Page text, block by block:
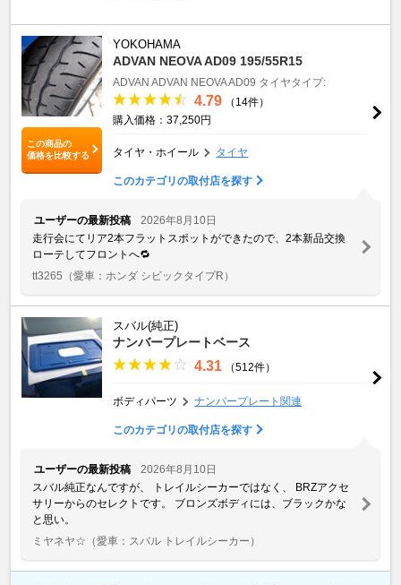
この商品の
価格を比較する
YOKOHAMA
ADVAN NEOVA AD09 195/55R15
ADVAN ADVAN NEOVA AD09 タイヤタイプ:
4.79
（14件）
購入価格：37,250円
タイヤ・ホイール タイヤ
このカテゴリの取付店を探す
ユーザーの最新投稿
2026年8月10日
走行会にてリア2本フラットスポットができたので、2本新品交換
ローテしてフロントへ🔁
tt3265 （愛車：ホンダ シビックタイプR）
スバル(純正)
ナンバープレートベース
4.31 （512件）
ボディパーツ ナンバープレート関連
このカテゴリの取付店を探す
ユーザーの最新投稿
2026年8月10日
スバル純正なんですが、 トレイルシーカーではなく、 BRZアクセ
サリーからのセレクトです。 ブロンズボディには、ブラックかな
と思い。
ミヤネヤ☆ （愛車：スバル トレイルシーカー）